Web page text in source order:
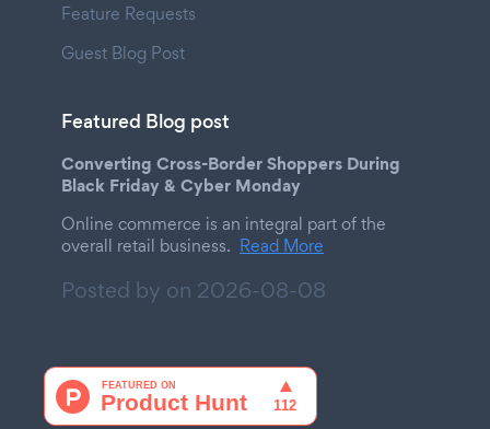
Feature Requests
Guest Blog Post
Featured Blog post
Converting Cross-Border Shoppers During
Black Friday & Cyber Monday
Online commerce is an integral part of the
overall retail business. Read More
Posted by on 2026-08-08